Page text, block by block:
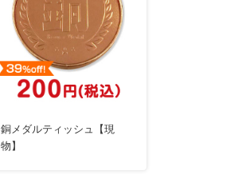
銅メダルティッシュ【現
物】